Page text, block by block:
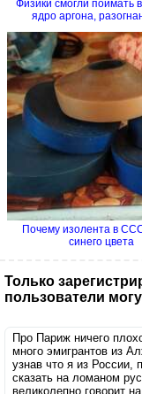
Физики смогли поймать
ядро аргона,
Почему изолента в
синего цвета
Только
пользователи
Про Париж ничего
много эмигрантов из
узнав что я из России,
сказать на ломаном
великолепно говорит